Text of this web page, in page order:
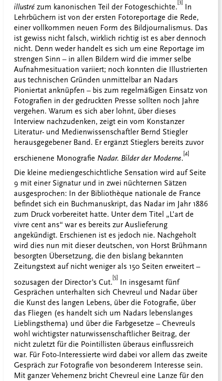
illustrézum kanonischen Teil der Fotogeschichte.
[3]
In
Lehrbüchern ist von der ersten Fotoreportage die Rede,
einer vollkommen neuen Form des Bildjournalismus. Das
ist gewiss nicht falsch, wirklich richtig ist es aber dennoch
nicht. Denn weder handelt es sich um eine Reportage im
strengen Sinn – in allen Bildern wird die immer selbe
Aufnahmesituation variiert; noch konnten die Illustrierten
aus technischen Gründen unmittelbar an Nadars
Pioniertat anknüpfen – bis zum regelmäßigen Einsatz von
Fotografien in der gedruckten Presse sollten noch Jahre
vergehen. Warum es sich aber lohnt, über dieses
Interview nachzudenken, zeigt ein vom Konstanzer
Literatur- und Medienwissenschaftler Bernd Stiegler
herausgegebener Band. Er ergänzt Stieglers bereits zuvor
erschienene Monografie Nadar. Bilder der Moderne.
[4]
Die kleine mediengeschichtliche Sensation wird auf Seite
9 mit einer Signatur und in zwei nüchternen Sätzen
ausgesprochen: In der Bibliothèque nationale de France
befindet sich ein Buchmanuskript, das Nadar im Jahr 1886
zum Druck vorbereitet hatte. Unter dem Titel „L’art de
vivre cent ans“ war es bereits zur Auslieferung
angekündigt. Erschienen ist es jedoch nie. Nachgeholt
wird dies nun mit dieser deutschen, von Horst Brühmann
besorgten Übersetzung, die den bislang bekannten
Zeitungstext auf nicht weniger als 150 Seiten erweitert –
sozusagen der Director’s Cut.
[5]
In insgesamt fünf
Gesprächen unterhalten sich Chevreul und Nadar über
die Kunst des langen Lebens, über die Fotografie, über
das Fliegen (es handelt sich um Nadars lebenslanges
Lieblingsthema) und über die Farbgesetze – Chevreuls
wohl wichtigster naturwissenschaftlicher Beitrag, der
nicht zuletzt für die Pointillisten überaus einflussreich
war. Für Foto-Interessierte wird dabei vor allem das zweite
Gespräch zur Fotografie von besonderem Interesse sein.
Mit ganzer Vehemenz bricht Chevreul eine Lanze für den